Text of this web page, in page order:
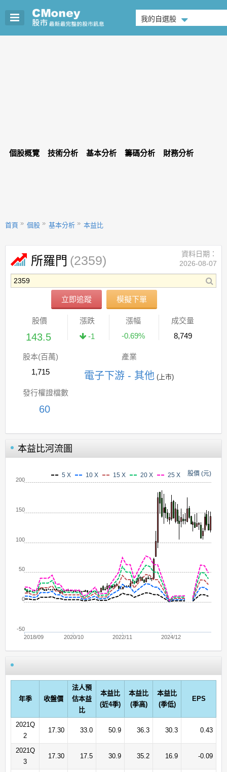
我的自選股
個股概覽 技術分析 基本分析 籌碼分析 財務分析
首頁 個股 基本分析 本益比
所羅門 (2359)
立即追蹤 模擬下單
資料日期：
2026-08-07
股價
143.5
漲跌
-1
漲幅
-0.69%
成交量
8,749
股本(百萬)
1,715
產業
電子下游 - 其他 (上市)
發行權證檔數
60
本益比河流圖
股價 (元)
5 X 10 X 15 X 20 X 25 X
2018/09 2020/10 2022/11 2024/12
-50
0
50
100
150
200
年季 收盤價
法人預
估本益
比
本益比
(近4季)
本益比
(季高)
本益比
(季低)
EPS
2021Q
2
17.30 33.0 50.9 36.3 30.3 0.43
2021Q
3
17.30 17.5 30.9 35.2 16.9 -0.09